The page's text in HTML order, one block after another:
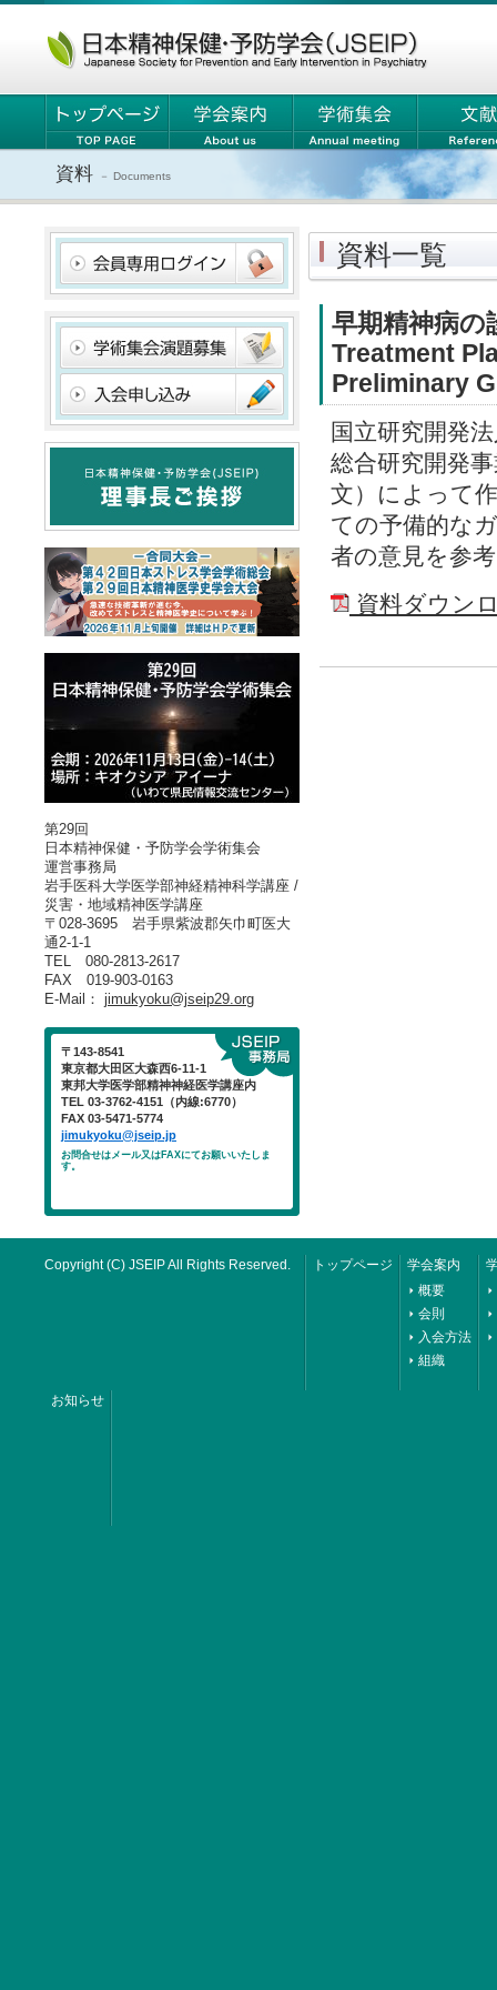
資料 － Documents
資料一覧
早期精神病の
Treatment
Preliminary
国立研究開発
総合研究開発
文）によって
ての予備的な
者の意見を参
資料ダウン
第29回
日本精神保健・予防学会学術集会
運営事務局
岩手医科大学医学部神経精神科学講座 /
災害・地域精神医学講座
〒028-3695 岩手県紫波郡矢巾町医大
通2-1-1
TEL 080-2813-2617
FAX 019-903-0163
E-Mail： jimukyoku@jseip29.org
〒143-8541
東京都大田区大森西6-11-1
東邦大学医学部精神神経医学講座内
TEL 03-3762-4151（内線:6770）
FAX 03-5471-5774
jimukyoku@jseip.jp
お問合せはメール又はFAXにてお願いいたしま
す。
Copyright (C) JSEIP All Rights Reserved. トップページ
学会案内
概要
会則
入会方法
組織
お知らせ